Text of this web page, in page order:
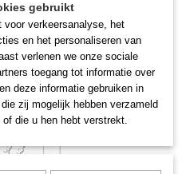
gebruikt
voor verkeersanalyse, het
en het personaliseren van
verlenen we onze sociale
toegang tot informatie over
deze informatie gebruiken in
zij mogelijk hebben verzameld
die u hen hebt verstrekt.